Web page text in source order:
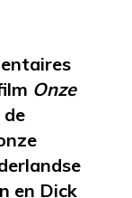
Onze
de
en Dick